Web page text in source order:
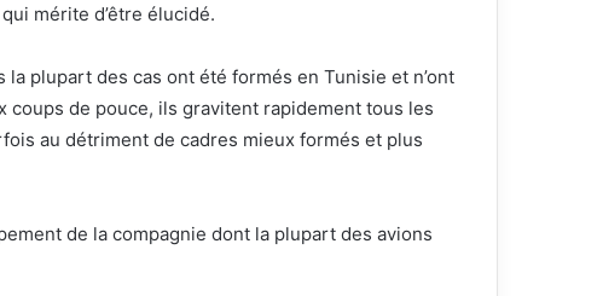
mérite d’être élucidé.
plupart des cas ont été formés en Tunisie et n’ont
coups de pouce, ils gravitent rapidement tous les
au détriment de cadres mieux formés et plus
de la compagnie dont la plupart des avions